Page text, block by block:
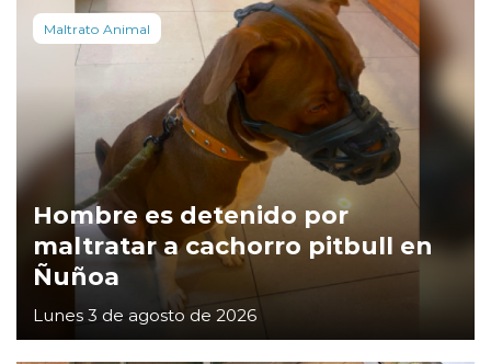
Maltrato Animal
Hombre es detenido por
maltratar a cachorro pitbull en
Ñuñoa
Lunes 3 de agosto de 2026